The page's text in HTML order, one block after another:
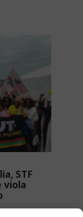
STF
viola